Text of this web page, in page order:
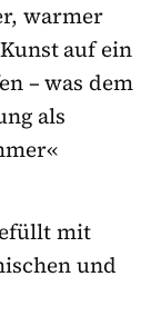
warmer
auf ein
– was dem
als
mit
und